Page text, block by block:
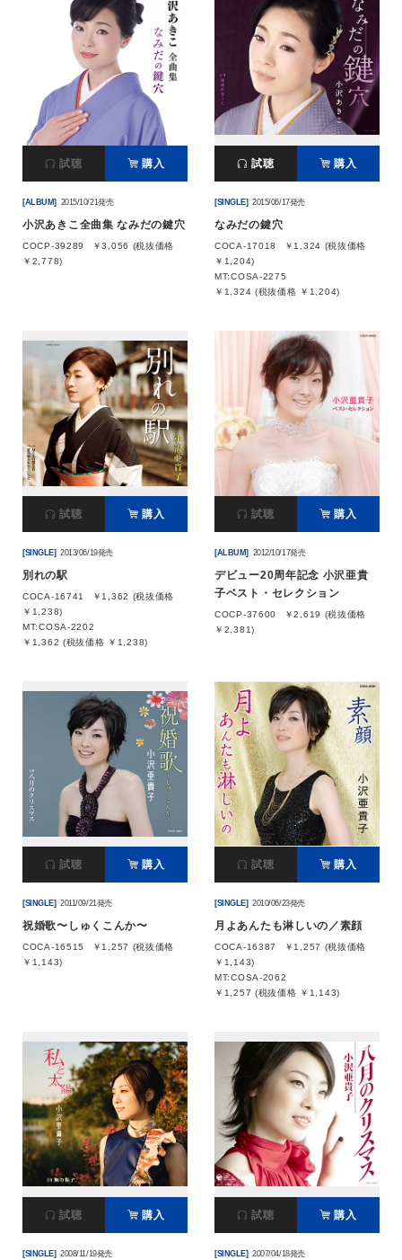
試聴 購入
[ALBUM] 2015/10/21発売
小沢あきこ全曲集 なみだの鍵穴
COCP-39289
￥3,056 (税抜価格
￥2,778)
試聴 購入
[SINGLE] 2015/06/17発売
なみだの鍵穴
COCA-17018
￥1,324 (税抜価格
￥1,204)
MT:COSA-2275
￥1,324 (税抜価格 ￥1,204)
試聴 購入
[SINGLE] 2013/06/19発売
別れの駅
COCA-16741
￥1,362 (税抜価格
￥1,238)
MT:COSA-2202
￥1,362 (税抜価格 ￥1,238)
試聴 購入
[ALBUM] 2012/10/17発売
デビュー20周年記念 小沢亜貴
子ベスト・セレクション
COCP-37600
￥2,619 (税抜価格
￥2,381)
試聴 購入
[SINGLE] 2011/09/21発売
祝婚歌〜しゅくこんか〜
COCA-16515
￥1,257 (税抜価格
￥1,143)
試聴 購入
[SINGLE] 2010/06/23発売
月よあんたも淋しいの／素顔
COCA-16387
￥1,257 (税抜価格
￥1,143)
MT:COSA-2062
￥1,257 (税抜価格 ￥1,143)
試聴 購入
[SINGLE] 2008/11/19発売
試聴 購入
[SINGLE] 2007/04/18発売